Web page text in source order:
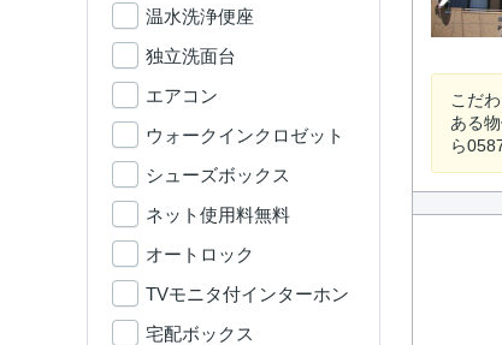
こだ
ある
ら
温水洗浄便座
独立洗面台
エアコン
ウォークインクロゼット
シューズボックス
ネット使用料無料
オートロック
TVモニタ付インターホン
宅配ボックス